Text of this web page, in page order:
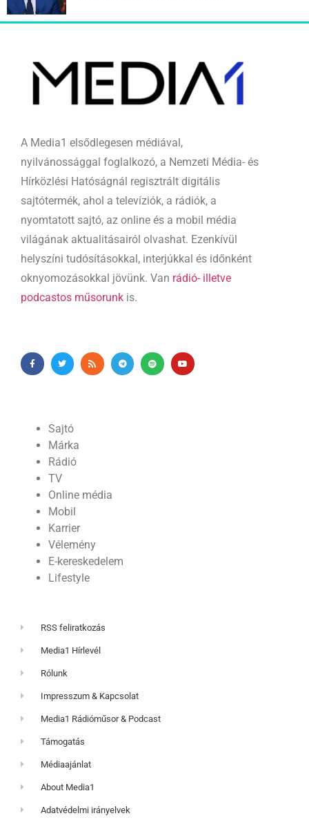
A Media1 elsődlegesen médiával,
nyilvánossággal foglalkozó, a Nemzeti Média- és
Hírközlési Hatóságnál regisztrált digitális
sajtótermék, ahol a televíziók, a rádiók, a
nyomtatott sajtó, az online és a mobil média
világának aktualitásairól olvashat. Ezenkívül
helyszíni tudósításokkal, interjúkkal és időnként
oknyomozásokkal jövünk. Van rádió- illetve
podcastos műsorunk is.
Sajtó
Márka
Rádió
TV
Online média
Mobil
Karrier
Vélemény
E-kereskedelem
Lifestyle
RSS feliratkozás
Media1 Hírlevél
Rólunk
Impresszum & Kapcsolat
Media1 Rádióműsor & Podcast
Támogatás
Médiaajánlat
About Media1
Adatvédelmi irányelvek